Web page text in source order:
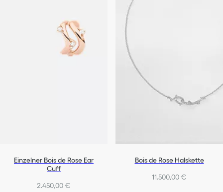
Einzelner Bois de Rose Ear
Cuff
2.450,00 €
Bois de Rose Halskette
11.500,00 €